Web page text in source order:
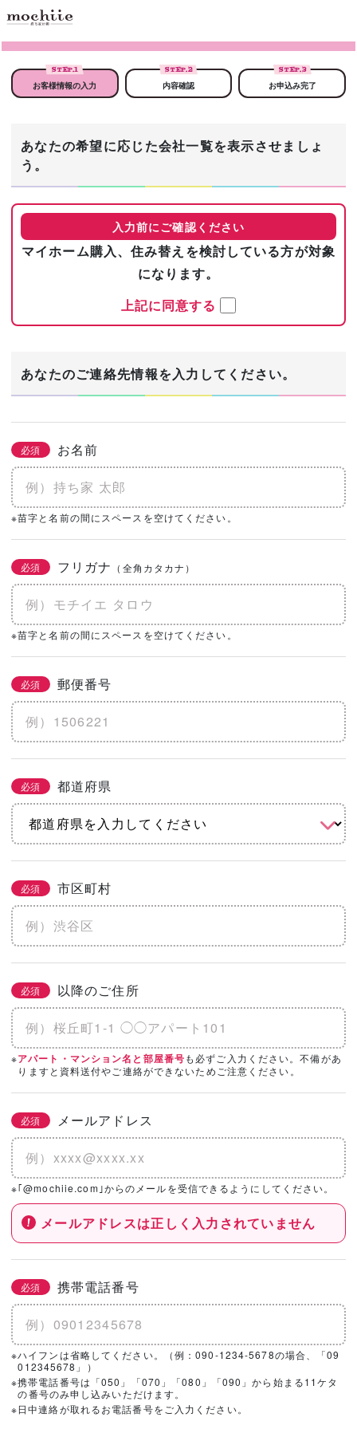
STEP.1
お客様情報の入力
STEP.2
内容確認
STEP.3
お申込み完了
あなたの希望に応じた会社一覧を表示させましょ
う。
入力前にご確認ください
マイホーム購入、住み替えを検討している方が対象
になります。
上記に同意する
必須 あなたの生年月日
必須 土地の有無
なし あり 購入予定がある
0㎡
2/3 必須 こだわりをチェック
機能
省エネ・エコ
防音
そのほかのこだわりを見る
3/3
必須 「カタログ請求」「相談・見学」したい会
社を選択！
基本情報とこだわりの条件を設定いただくと、
こちらのエリアにハウスメーカー・工務店が表示されます。
あなたのご連絡先情報を入力してください。
必須 お名前
※苗字と名前の間にスペースを空けてください。
必須 フリガナ （全角カタカナ）
※苗字と名前の間にスペースを空けてください。
必須 郵便番号
必須 都道府県
必須 市区町村
必須 以降のご住所
※アパート・マンション名と部屋番号も必ずご入力ください。不備があ
りますと資料送付やご連絡ができないためご注意ください。
必須 メールアドレス
※｢@mochiie.com｣からのメールを受信できるようにしてください。
メールアドレスは正しく入力されていません
必須 携帯電話番号
※ハイフンは省略してください。（例：090-1234-5678の場合、「09
012345678」）
※携帯電話番号は「050」「070」「080」「090」から始まる11ケタ
の番号のみ申し込みいただけます。
※日中連絡が取れるお電話番号をご入力ください。